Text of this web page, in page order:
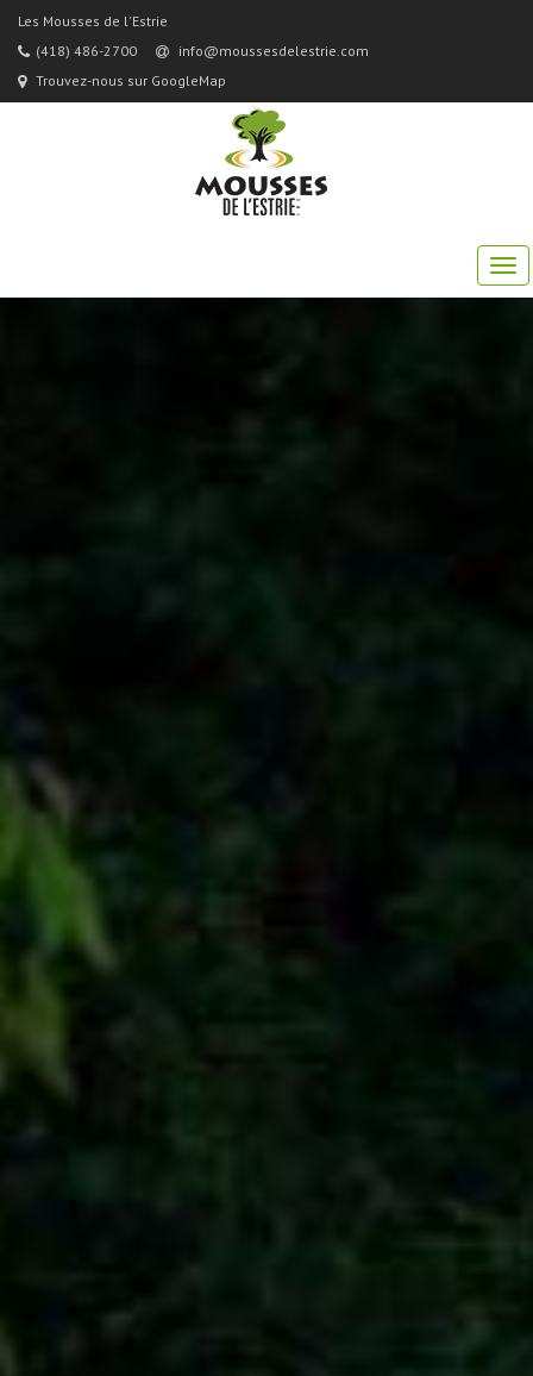
Les Mousses de l'Estrie
(418) 486-2700
info@moussesdelestrie.com
Trouvez-nous sur GoogleMap